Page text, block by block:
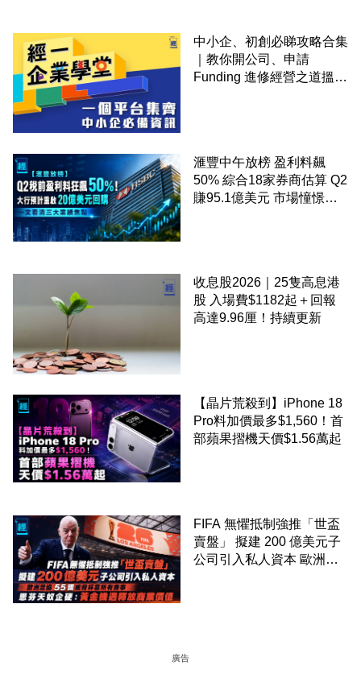
中小企、初創必睇攻略合集
｜教你開公司、申請
Funding 進修經營之道搵大
滙豐中午放榜 盈利料飆
50% 綜合18家券商估算 Q2
賺95.1億美元 市場憧憬重
收息股2026｜25隻高息港
股 入場費$1182起＋回報
高達9.96厘！持續更新
【晶片荒殺到】iPhone 18
Pro料加價最多$1,560！首
部蘋果摺機天價$1.56萬起
FIFA 無懼抵制強推「世盃
賣盤」 擬建 200 億美元子
公司引入私人資本 歐洲足
廣告